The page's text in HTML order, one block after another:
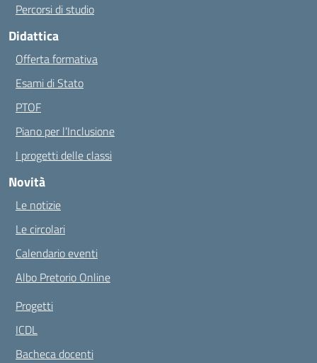
Percorsi di studio
Didattica
Offerta formativa
Esami di Stato
PTOF
Piano per l’Inclusione
I progetti delle classi
Novità
Le notizie
Le circolari
Calendario eventi
Albo Pretorio Online
Progetti
ICDL
Bacheca docenti